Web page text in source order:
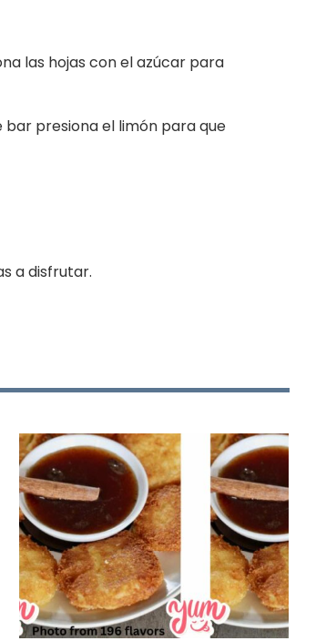
las hojas con el azúcar para
presiona el limón para que
a disfrutar.